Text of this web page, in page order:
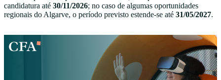
candidatura até 30/11/2026; no caso de algumas oportunidades
regionais do Algarve, o período previsto estende-se até 31/05/2027.